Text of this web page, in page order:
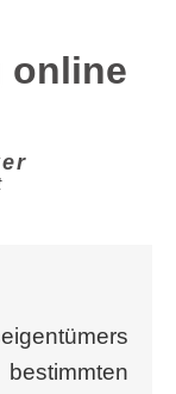
online